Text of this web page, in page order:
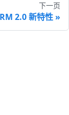
下一页
2.0 新特性